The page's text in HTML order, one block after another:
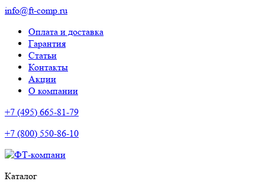
info@ft-comp.ru
Оплата и доставка
Гарантия
Статьи
Контакты
Акции
О компании
+7 (495) 665-81-79
+7 (800) 550-86-10
Каталог